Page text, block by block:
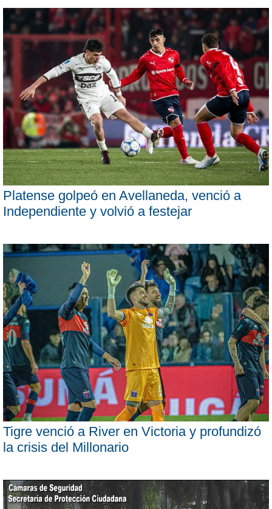
Platense golpeó en Avellaneda, venció a
Independiente y volvió a festejar
Tigre venció a River en Victoria y profundizó
la crisis del Millonario